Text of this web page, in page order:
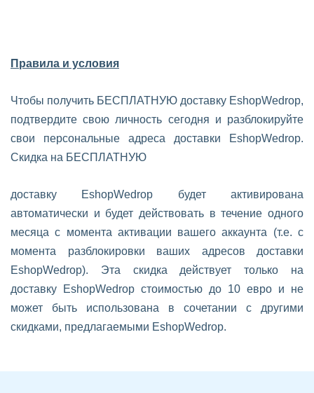
Правила и условия
Чтобы получить БЕСПЛАТНУЮ доставку EshopWedrop,
подтвердите свою личность сегодня и разблокируйте
свои персональные адреса доставки EshopWedrop.
Скидка на БЕСПЛАТНУЮ
доставку EshopWedrop будет активирована
автоматически и будет действовать в течение одного
месяца с момента активации вашего аккаунта (т.е. с
момента разблокировки ваших адресов доставки
EshopWedrop). Эта скидка действует только на
доставку EshopWedrop стоимостью до 10 евро и не
может быть использована в сочетании с другими
скидками, предлагаемыми EshopWedrop.